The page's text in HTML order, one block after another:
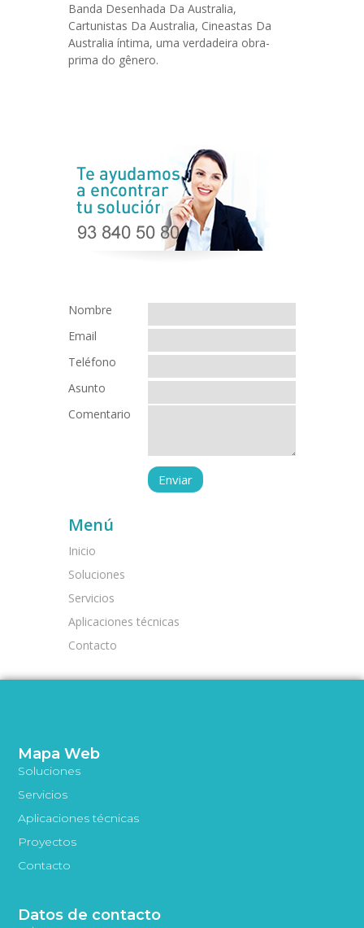
Banda Desenhada Da Australia,
Cartunistas Da Australia, Cineastas Da
Australia íntima, uma verdadeira obra-
prima do gênero.
Nombre
Email
Teléfono
Asunto
Comentario
Menú
Inicio
Soluciones
Servicios
Aplicaciones técnicas
Contacto
Mapa Web
Soluciones
Servicios
Aplicaciones técnicas
Proyectos
Contacto
Datos de contacto